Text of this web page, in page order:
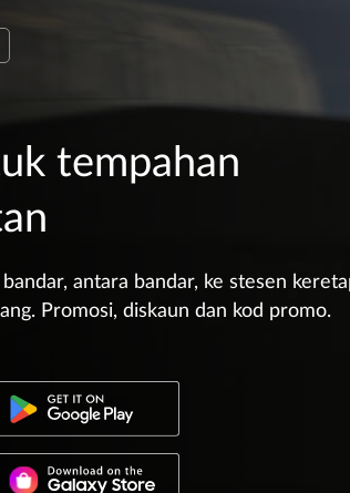
tempahan
antara bandar, ke stesen
Promosi, diskaun dan kod promo.